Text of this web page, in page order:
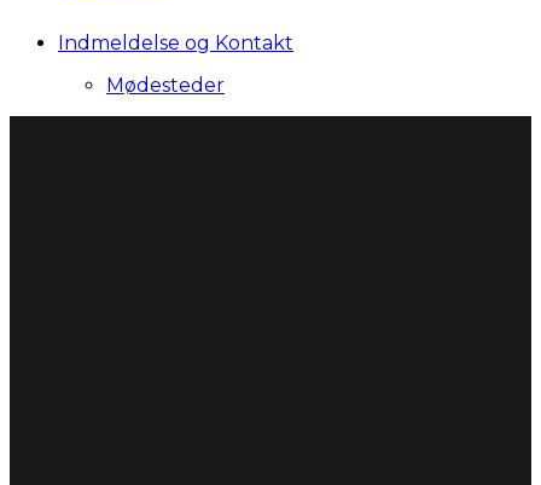
Indmeldelse og Kontakt
Mødesteder